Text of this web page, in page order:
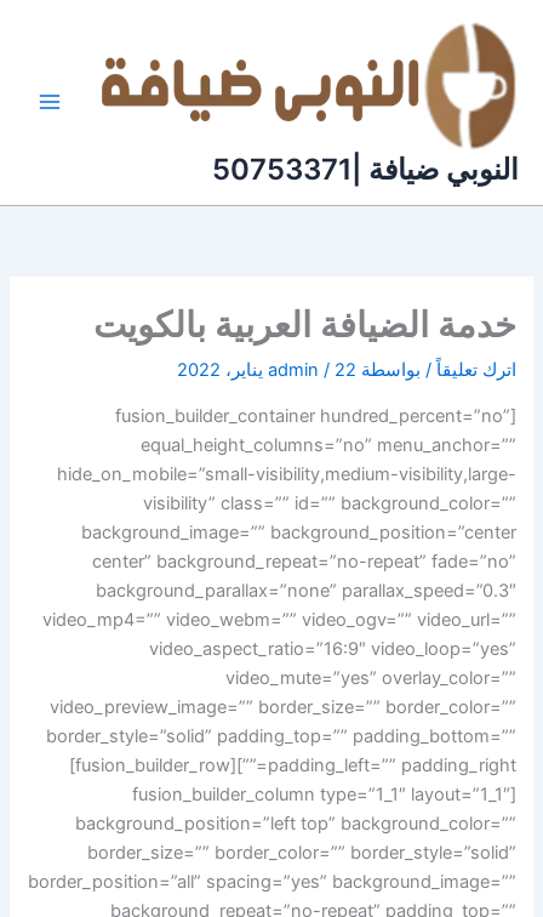
المحتوى
النوبي ضيافة |50753371
خدمة الضيافة العربية بالكويت
اترك تعليقاً / بواسطة admin / 22 يناير، 2022
[fusion_builder_container hundred_percent=”no”
equal_height_columns=”no” menu_anchor=””
hide_on_mobile=”small-visibility,medium-visibility,large-
visibility” class=”” id=”” background_color=””
background_image=”” background_position=”center
center” background_repeat=”no-repeat” fade=”no”
background_parallax=”none” parallax_speed=”0.3″
video_mp4=”” video_webm=”” video_ogv=”” video_url=””
video_aspect_ratio=”16:9″ video_loop=”yes”
video_mute=”yes” overlay_color=””
video_preview_image=”” border_size=”” border_color=””
border_style=”solid” padding_top=”” padding_bottom=””
padding_left=”” padding_right=””][fusion_builder_row]
[fusion_builder_column type=”1_1″ layout=”1_1″
background_position=”left top” background_color=””
border_size=”” border_color=”” border_style=”solid”
border_position=”all” spacing=”yes” background_image=””
background_repeat=”no-repeat” padding_top=””